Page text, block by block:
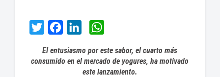
Twitter FacebookLinkedIn
El entusiasmo por este sabor, el cuarto más
consumido en el mercado de yogures, ha motivado
este lanzamiento.